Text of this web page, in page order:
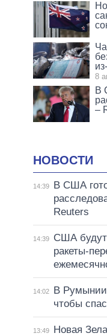
8
В
–
НОВОСТИ
14:39
В США
Reuters
14:39
США будут
ракеты-
14:02
В Румынии
чтобы
13:49
Новая